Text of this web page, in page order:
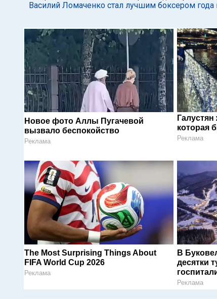
Василий Ломаченко стал лучшим боксером года
Новое фото Аллы Пугачевой
вызвало беспокойство
Реклама
которая
Реклама
The Most Surprising Things About
FIFA World Cup 2026
Реклама
В
десятки
Реклама